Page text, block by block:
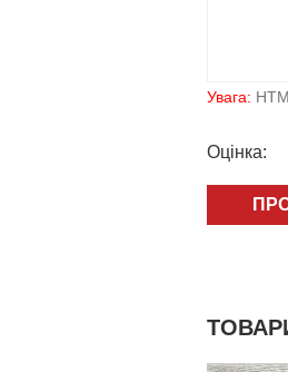
Увага:
Оцiнка: